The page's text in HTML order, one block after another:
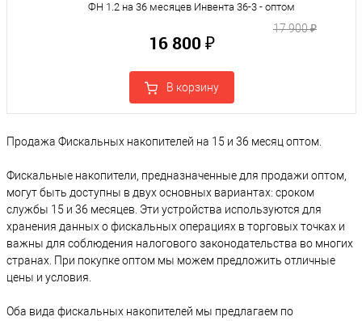
ФН 1.2 на 36 месяцев Инвента 36-3 - оптом
16 800 ₽
17 900 ₽
В корзину
Продажа Фискальных накопителей на 15 и 36 месяц оптом.
Фискальные накопители, предназначенные для продажи оптом,
могут быть доступны в двух основных вариантах: сроком
службы 15 и 36 месяцев. Эти устройства используются для
хранения данных о фискальных операциях в торговых точках и
важны для соблюдения налогового законодательства во многих
странах. При покупке оптом мы можем предложить отличные
цены и условия.
Оба вида фискальных накопителей мы предлагаем по